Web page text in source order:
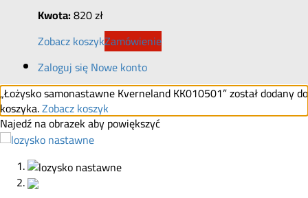
Kwota:820zł
Zobacz koszykZamówienie
Zaloguj sięNowe konto
„Łożysko samonastawne Kverneland KK010501” został dodany do
koszyka.Zobacz koszyk
Najedź na obrazek aby powiększyć